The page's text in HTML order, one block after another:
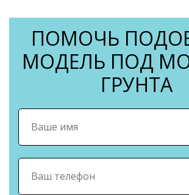
ПОМОЧЬ
МОДЕЛЬ ПОД
ГРУНТА